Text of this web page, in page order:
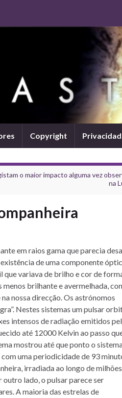
Copyright
o maior impacto alguma vez
na
em raios gama que parecia
de uma componente
variava de brilho e cor de
brilhante e avermelhada,
nossa direcção. Os astrónomos
Nestes sistemas um pulsar
intensos de radiação emitidos
até 12000 Kelvin ao passo
mostrou até que ponto o
uma periodicidade de 93
irradiada ao longo de
outro lado, o pulsar parece ser
A maioria das estrelas de